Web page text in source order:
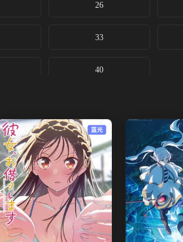
26
33
40
蓝光